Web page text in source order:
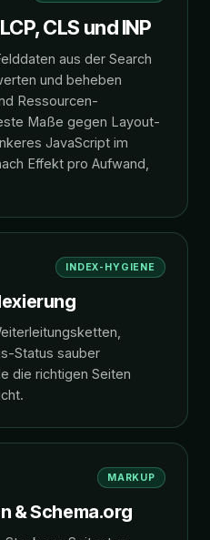
CLS und INP
aus der Search
und beheben
Ressourcen-
Maße gegen Layout-
JavaScript im
Effekt pro Aufwand,
INDEX-HYGIENE
Status sauber
die richtigen Seiten
MARKUP
& Schema.org